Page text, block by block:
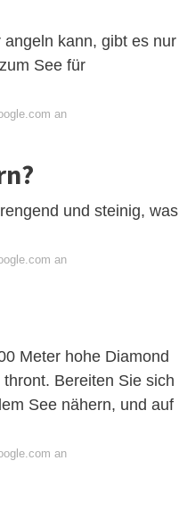
kann, gibt es nur
See für
an
und steinig, was
an
Meter hohe Diamond
Bereiten Sie sich
See nähern, und auf
an